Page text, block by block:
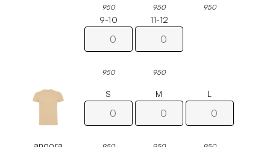
950 950 950
9-10
950
11-12
950
angora
S M L